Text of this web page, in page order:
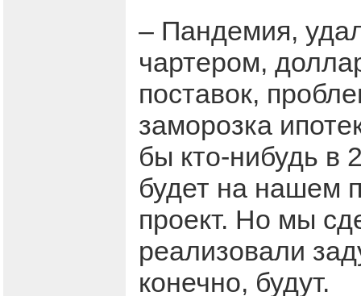
– Пандемия,
чартером,
поставок,
заморозка
бы кто-нибудь в
будет на нашем
проект. Но мы
реализовали
конечно, будут.